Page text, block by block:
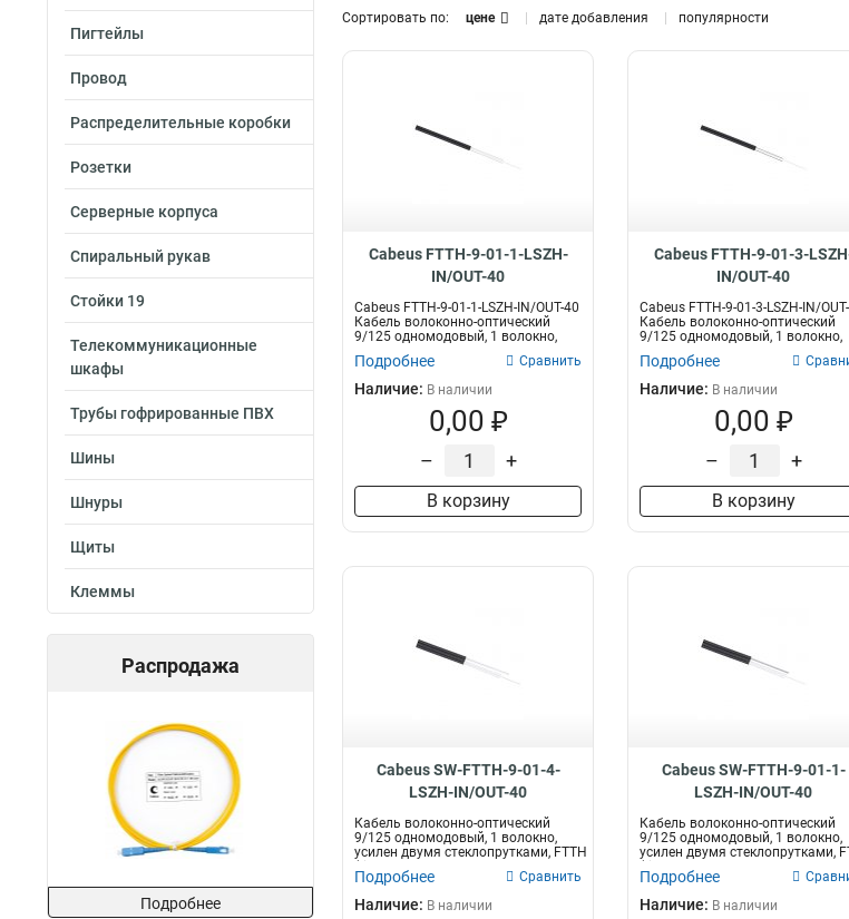
Пигтейлы
Провод
Распределительные коробки
Розетки
Серверные корпуса
Спиральный рукав
Стойки 19
Телекоммуникационные
шкафы
Трубы гофрированные ПВХ
Шины
Шнуры
Щиты
Клеммы
Распродажа
Подробнее
F/UTP
7 2
6a 5
Jumper Wire 12
Fiber To The Home 16
Кол-во жил Экранированность Рабочая
+60°C
Многомодовый
Одномодовый 71
Сортировать по: цене дате добавления популярности
Cabeus FTTH-9-01-1-LSZH-
IN/OUT-40
Cabeus FTTH-9-01-1-LSZH-IN/OUT-40
Кабель волоконно-оптический
9/125 одномодовый, 1 волокно,
Подробнее Сравнить
Наличие: В наличии
0,00 ₽
– +
В корзину
Cabeus FTTH-9-01-3-
IN/OUT-40
Cabeus FTTH-9-01-3-LSZH-IN/
Кабель волоконно-оптический
9/125 одномодовый, 1 волокно,
Подробнее
Наличие: В наличии
0,00 ₽
– +
В корзину
Cabeus SW-FTTH-9-01-4-
LSZH-IN/OUT-40
Кабель волоконно-оптический
9/125 одномодовый, 1 волокно,
усилен двумя стеклопрутками, FTTH
Подробнее Сравнить
Наличие: В наличии
Cabeus SW-FTTH-9-01-1-
LSZH-IN/OUT-40
Кабель волоконно-оптический
9/125 одномодовый, 1 волокно,
усилен двумя стеклопрутками,
Подробнее
Наличие: В наличии